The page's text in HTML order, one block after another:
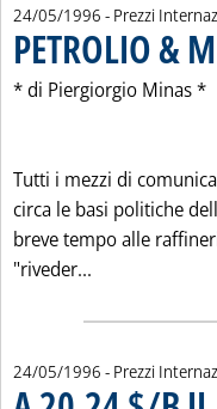
24/05/1996 - Prezzi
PETROLIO &
* di Piergiorgio Minas *
Tutti i mezzi di
circa le basi politiche
breve tempo alle
"riveder...
24/05/1996 - Prezzi